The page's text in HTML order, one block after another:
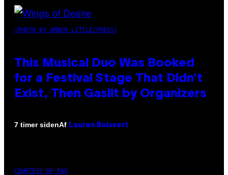
(PHOTO BY AMBER LITTLE/PRESS)
This Musical Duo Was Booked
for a Festival Stage That Didn’t
Exist, Then Gaslit by Organizers
7 timer sidenAf Lauren Boisvert
COURTESY OF PAX